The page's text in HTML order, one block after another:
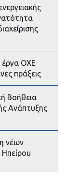
ΟΧΕ
πράξεις
Βοήθεια
Ανάπτυξης
νέων